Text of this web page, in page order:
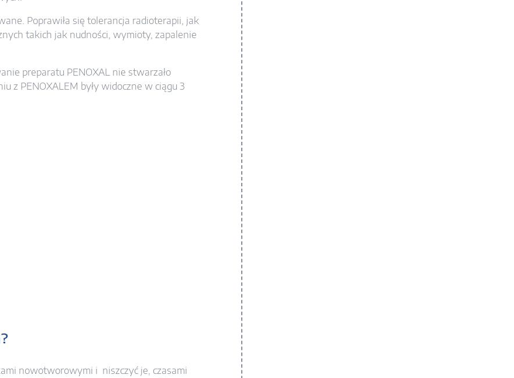
Poprawiła się tolerancja radioterapii, jak
takich jak nudności, wymioty, zapalenie
preparatu PENOXAL nie stwarzało
z PENOXALEM były widoczne w ciągu 3
nowotworowymi i niszczyć je, czasami